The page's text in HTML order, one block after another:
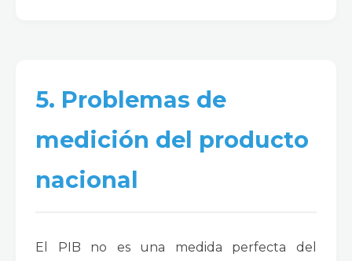
5. Problemas de
medición del producto
nacional
El PIB no es una medida perfecta del